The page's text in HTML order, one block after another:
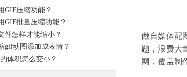
GIF压缩功能？
GIF批量压缩功能？
件怎样才能缩小？
gif动图添加成表情？
体积怎么变小？
做自媒体配
题，浪费大
网，覆盖制